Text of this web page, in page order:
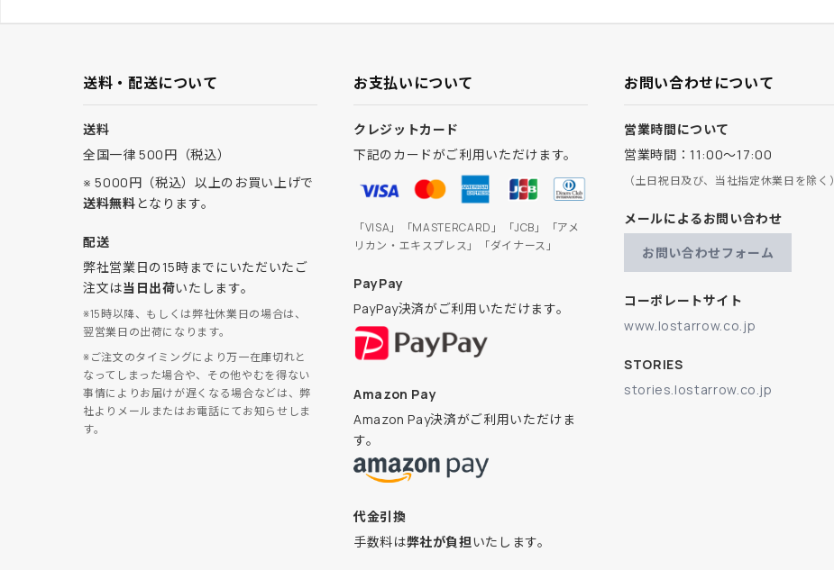
送料・配送について
送料
全国一律 500円（税込）
※ 5000円（税込）以上のお買い上げで
送料無料となります。
配送
弊社営業日の15時までにいただいたご
注文は当日出荷いたします。
※15時以降、もしくは弊社休業日の場合は、
翌営業日の出荷になります。
※ご注文のタイミングにより万一在庫切れと
なってしまった場合や、その他やむを得ない
事情によりお届けが遅くなる場合などは、弊
社よりメールまたはお電話にてお知らせしま
す。
お支払いについて
クレジットカード
下記のカードがご利用いただけます。
「VISA」「MASTERCARD」「JCB」「アメ
リカン・エキスプレス」「ダイナース」
PayPay
PayPay決済がご利用いただけます。
Amazon Pay
Amazon Pay決済がご利用いただけま
す。
代金引換
手数料は弊社が負担いたします。
お問い合わせについて
営業時間について
営業時間：11:00～17:00
（土日祝日及び、当社指定休業日を除く）
メールによるお問い合わせ
お問い合わせフォーム
コーポレートサイト
www.lostarrow.co.jp
STORIES
stories.lostarrow.co.jp